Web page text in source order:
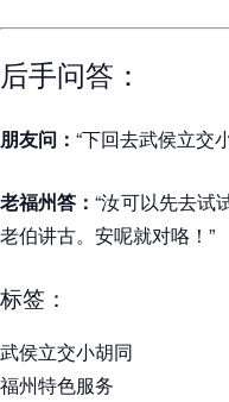
后手问答：
朋友问： “下回去武侯立交
老福州答：“汝可以先去试
老伯讲古。安呢就对咯！”
标签：
武侯立交小胡同
福州特色服务